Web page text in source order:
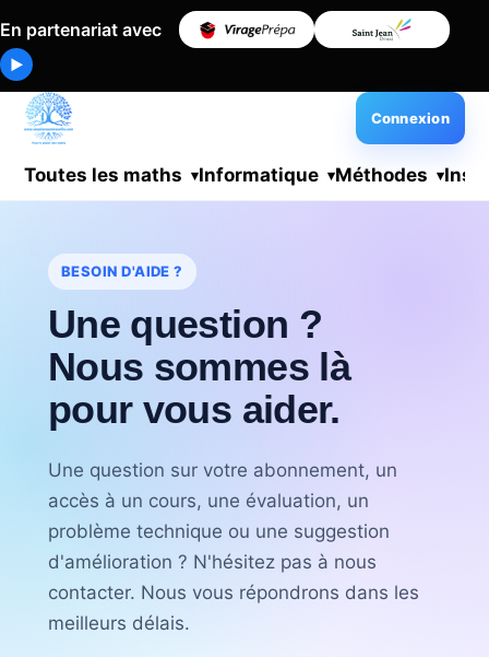
En partenariat avec
▶
Toutes les maths Informatique Méthodes
Connexion
BESOIN D'AIDE ?
Une question ?
Nous sommes là
pour vous aider.
Une question sur votre abonnement, un
accès à un cours, une évaluation, un
problème technique ou une suggestion
d'amélioration ? N'hésitez pas à nous
contacter. Nous vous répondrons dans les
meilleurs délais.